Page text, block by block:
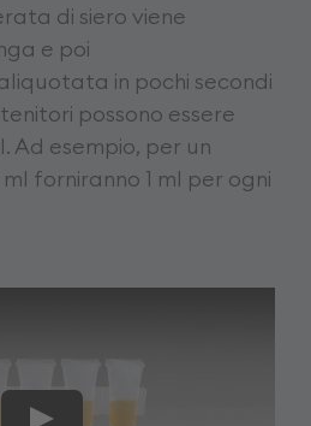
di siero viene
e poi
in pochi secondi
possono essere
Ad esempio, per un
forniranno 1 ml per ogni